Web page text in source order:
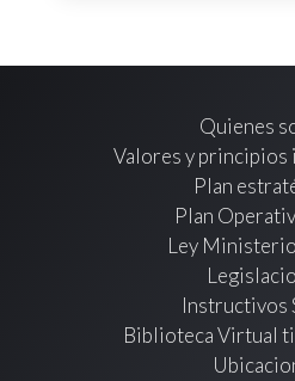
Quienes
Valores y
Plan
Plan
Ley
Instructivos
Biblioteca Virtual